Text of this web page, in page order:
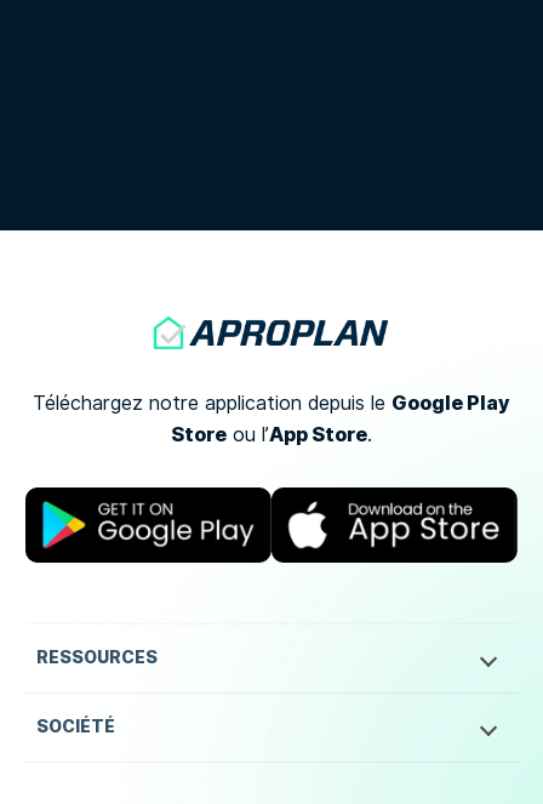
Téléchargez notre application depuis le Google Play
Store ou l’App Store.
RESSOURCES
SOCIÉTÉ